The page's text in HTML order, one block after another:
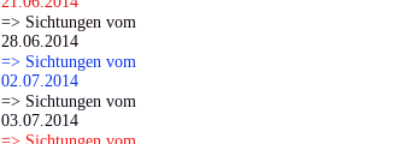
=> Sichtungen vom
28.06.2014
=> Sichtungen vom
02.07.2014
=> Sichtungen vom
03.07.2014